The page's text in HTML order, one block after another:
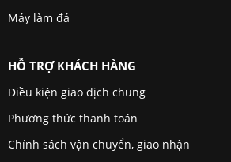
Máy làm đá
HỖ TRỢ KHÁCH HÀNG
Điều kiện giao dịch chung
Phương thức thanh toán
Chính sách vận chuyển, giao nhận